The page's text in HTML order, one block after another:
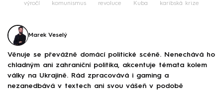
výročí komunismus revoluce Kuba karibská krize
Marek Veselý
Věnuje se převážně domácí politické scéně. Nenechává ho
chladným ani zahraniční politika, akcentuje témata kolem
války na Ukrajině. Rád zpracovává i gaming a
nezanedbává v textech ani svou vášeň v podobě